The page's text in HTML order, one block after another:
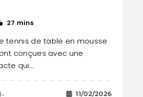
27 mins
tennis de table en mousse
conçues avec une
qui…
11/02/2026